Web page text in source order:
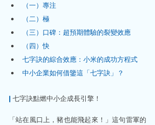
（一）專注
（二）極
（三）口碑：超預期體驗的裂變效應
（四）快
七字訣的綜合效應：小米的成功方程式
中小企業如何借鑒這「七字訣」？
| 七字訣點燃中小企成長引擎！
「站在風口上，豬也能飛起來！」這句雷軍的